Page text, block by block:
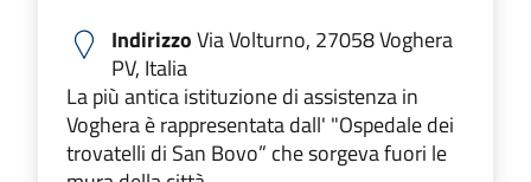
IndirizzoVia Volturno, 27058 Voghera
PV, Italia
La più antica istituzione di assistenza in
Voghera è rappresentata dall' "Ospedale dei
trovatelli di San Bovo” che sorgeva fuori le